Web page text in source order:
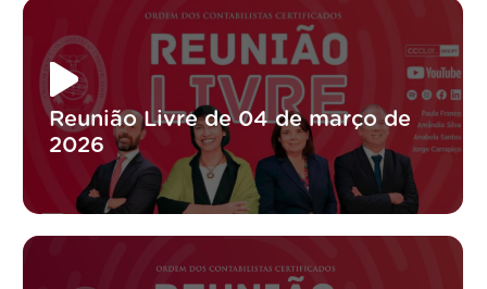
Reunião Livre de 04 de março de
2026